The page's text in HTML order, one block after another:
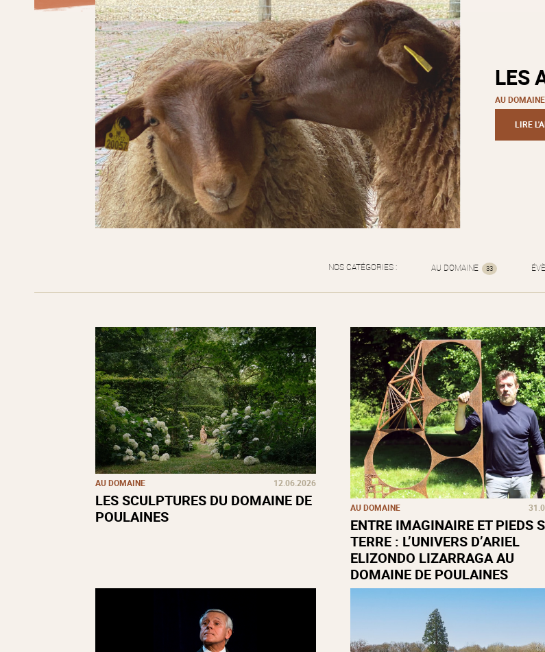
LES
AU DOMAINE
LIRE
NOS CATÉGORIES : AU DOMAINE 33
AU DOMAINE 12.06.2026
LES SCULPTURES DU DOMAINE DE
POULAINES
AU DOMAINE
ENTRE IMAGINAIRE ET PIEDS
TERRE : L’UNIVERS D’ARIEL
ELIZONDO LIZARRAGA AU
DOMAINE DE POULAINES